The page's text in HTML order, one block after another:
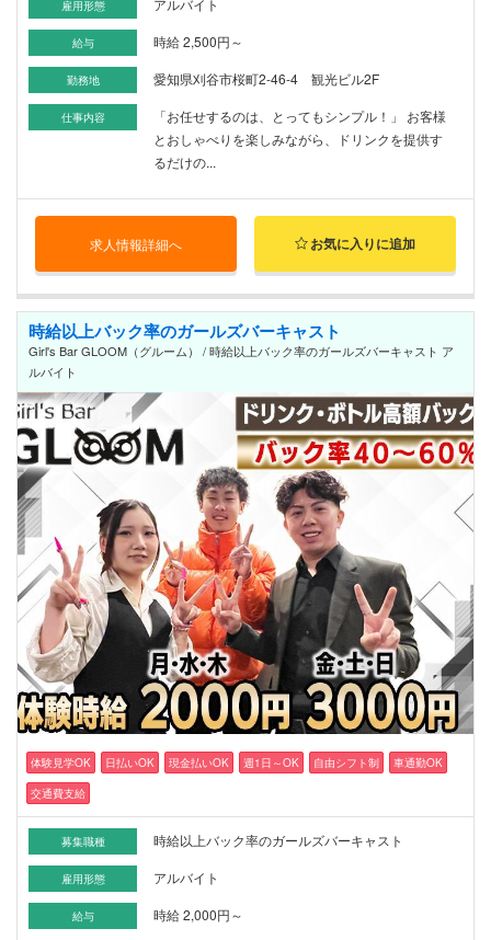
雇用形態
給与 時給 2,500円～
勤務地 愛知県刈谷市桜町2-46-4 観光ビル2F
仕事内容
「お任せするのは、とってもシンプル！」 お客様
とおしゃべりを楽しみながら、ドリンクを提供す
るだけの...
求人情報詳細へ お気に入りに追加
時給以上バック率のガールズバーキャスト
Girl's Bar GLOOM（グルーム） / 時給以上バック率のガールズバーキャスト ア
ルバイト
体験見学OK 日払いOK 現金払いOK 週1日～OK 自由シフト制
車通勤OK
交通費支給
募集職種 時給以上バック率のガールズバーキャスト
雇用形態 アルバイト
給与 時給 2,000円～